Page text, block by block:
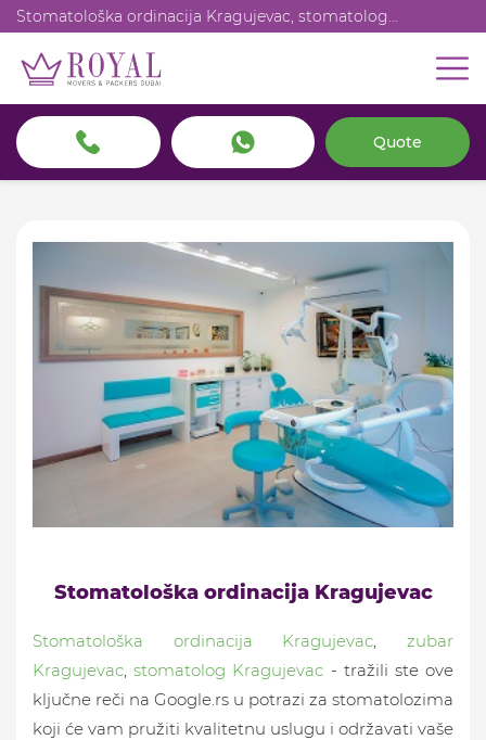
Stomatološka ordinacija Kragujevac, stomatolog
Kragujevac, zubar
Quote
Stomatološka ordinacija Kragujevac
Stomatološka ordinacija Kragujevac ,zubar
Kragujevac ,stomatolog Kragujevac - tražili ste ove
ključne reči na Google.rs u potrazi za stomatolozima
koji će vam pružiti kvalitetnu uslugu i održavati vaše